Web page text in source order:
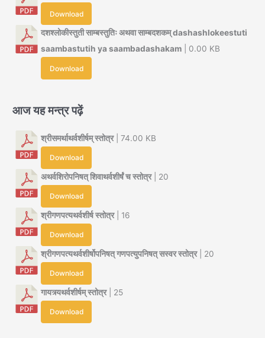
Download
दशश्लोकीस्तुती साम्बस्तुतिः अथवा साम्बदशकम् dashashlokeestuti
saambastutih ya saambadashakam | 0.00 KB
Download
आज यह मन्त्र पढ़ें
श्रीसमर्थाथर्वशीर्षम् स्तोत्र| 74.00 KB
Download
अथर्वशिरोपनिषत् शिवाथर्वशीर्षं च स्तोत्र| 20
Download
श्रीगणपत्यथर्वशीर्ष स्तोत्र| 16
Download
श्रीगणपत्यथर्वशीर्षोपनिषत् गणपत्युपनिषत् सस्वर स्तोत्र| 20
Download
गायत्र्यथर्वशीर्षम् स्तोत्र| 25
Download